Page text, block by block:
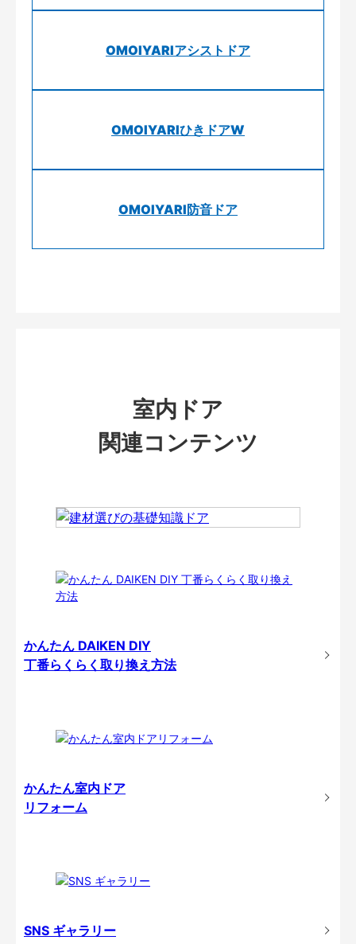
OMOIYARIアシストドア
OMOIYARIひきドアW
OMOIYARI防音ドア
室内ドア
関連コンテンツ
かんたん DAIKEN DIY
丁番らくらく取り換え方法
かんたん室内ドア
リフォーム
SNS ギャラリー